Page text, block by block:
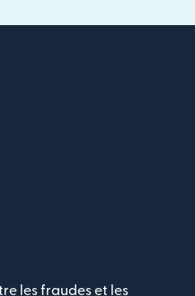
les fraudes et les